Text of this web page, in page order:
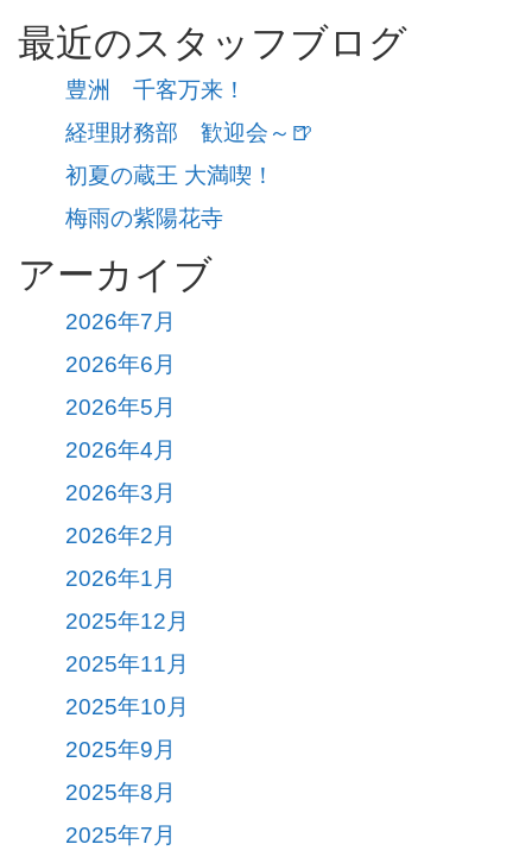
最近のスタッフブログ
豊洲 千客万来！
経理財務部 歓迎会～🍺
初夏の蔵王 大満喫！
梅雨の紫陽花寺
アーカイブ
2026年7月
2026年6月
2026年5月
2026年4月
2026年3月
2026年2月
2026年1月
2025年12月
2025年11月
2025年10月
2025年9月
2025年8月
2025年7月